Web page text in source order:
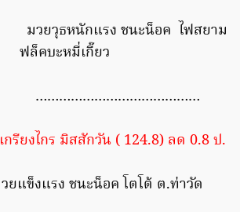
แรง ชนะน็อค ไฟสยาม
ฟล็คบะหมี่เกี๊ยว
กรียงไกร มิสสักวัน ( 124.8) ลด 0.8 ป.
รง ชนะน็อค โตโต้ ต.ท่าวัด